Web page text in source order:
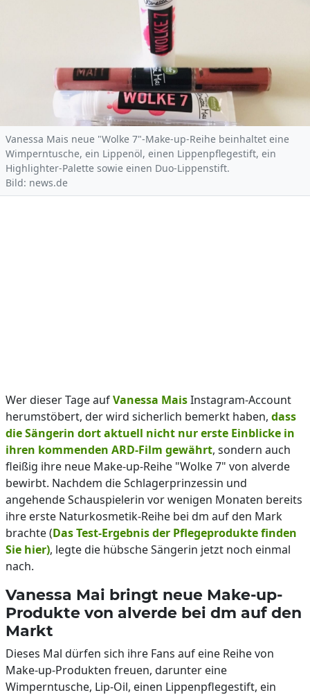
Vanessa Mais neue "Wolke 7"-Make-up-Reihe beinhaltet eine
Wimperntusche, ein Lippenöl, einen Lippenpflegestift, ein
Highlighter-Palette sowie einen Duo-Lippenstift.
Bild: news.de
Wer dieser Tage aufVanessa MaisInstagram-Account
herumstöbert, der wird sicherlich bemerkt haben, dass
die Sängerin dort aktuell nicht nur erste Einblicke in
ihren kommenden ARD-Film gewährt, sondern auch
fleißig ihre neue Make-up-Reihe "Wolke 7" von alverde
bewirbt. Nachdem die Schlagerprinzessin und
angehende Schauspielerin vor wenigen Monaten bereits
ihre erste Naturkosmetik-Reihe bei dm auf den Mark
brachte (Das Test-Ergebnis der Pflegeprodukte finden
Sie hier), legte die hübsche Sängerin jetzt noch einmal
nach.
Vanessa Mai bringt neue Make-up-
Produkte von alverde bei dm auf den
Markt
Dieses Mal dürfen sich ihre Fans auf eine Reihe von
Make-up-Produkten freuen, darunter eine
Wimperntusche, Lip-Oil, einen Lippenpflegestift, ein